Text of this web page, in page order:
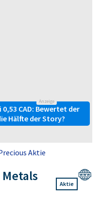
Anzeige
0,53 CAD: Bewertet der
Hälfte der Story?
Aktie
Aktie